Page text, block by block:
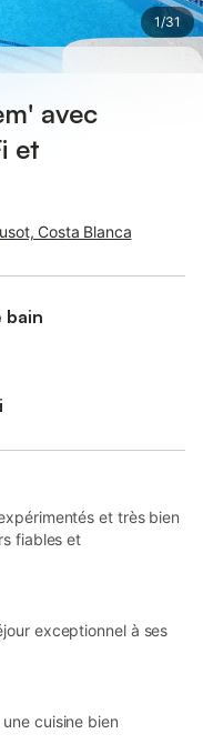
1/31
avec
et
Costa Blanca
bain
et très bien
fiables et
exceptionnel à ses
cuisine bien